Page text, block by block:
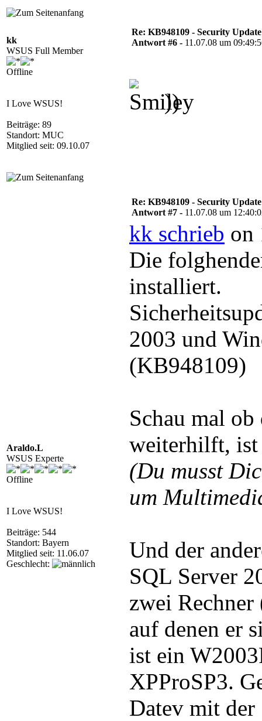
kk
WSUS Full Member
Offline
I Love WSUS!
Beiträge: 89
Standort: MUC
Mitglied seit: 09.10.07
Re: KB948109 - Security
Antwort #6 - 11.07.08 um
))
Araldo.L
WSUS Experte
Offline
I Love WSUS!
Beiträge: 544
Standort: Bayern
Mitglied seit: 11.06.07
Geschlecht:
Re: KB948109 - Security
Antwort #7 - 11.07.08 um
kk schrieb on
Die
installiert.
2003 und
(KB948109)
Schau mal
weiterhilft, ist
(Du musst
um
Und der
SQL Server
zwei
auf denen er
ist ein
XPProSP3.
Datev mit